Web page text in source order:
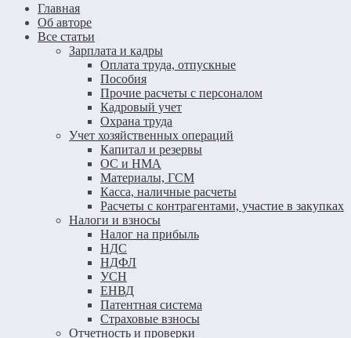
Главная
Об авторе
Все статьи
Зарплата и кадры
Оплата труда, отпускные
Пособия
Прочие расчеты с персоналом
Кадровый учет
Охрана труда
Учет хозяйственных операций
Капитал и резервы
ОС и НМА
Материалы, ГСМ
Касса, наличные расчеты
Расчеты с контрагентами, участие в закупках
Налоги и взносы
Налог на прибыль
НДС
НДФЛ
УСН
ЕНВД
Патентная система
Страховые взносы
Отчетность и проверки